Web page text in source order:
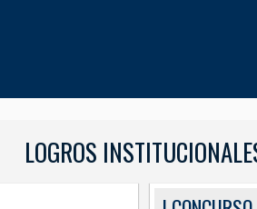
LOGROS
INSTITUCIONALES